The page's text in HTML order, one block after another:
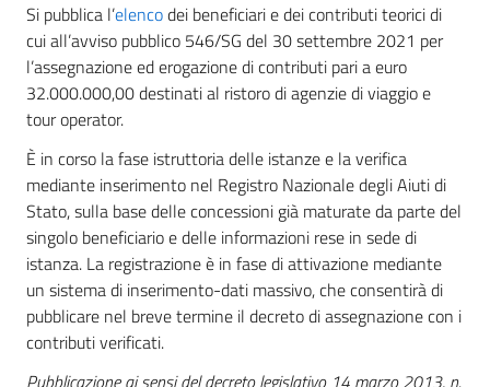
Si pubblica l’elencodei beneficiari e dei contributi teorici di
cui all’avviso pubblico 546/SG del 30 settembre 2021 per
l’assegnazione ed erogazione di contributi pari a euro
32.000.000,00 destinati al ristoro di agenzie di viaggio e
tour operator.
È in corso la fase istruttoria delle istanze e la verifica
mediante inserimento nel Registro Nazionale degli Aiuti di
Stato, sulla base delle concessioni già maturate da parte del
singolo beneficiario e delle informazioni rese in sede di
istanza. La registrazione è in fase di attivazione mediante
un sistema di inserimento-dati massivo, che consentirà di
pubblicare nel breve termine il decreto di assegnazione con i
contributi verificati.
Pubblicazione ai sensi del decreto legislativo 14 marzo 2013, n.